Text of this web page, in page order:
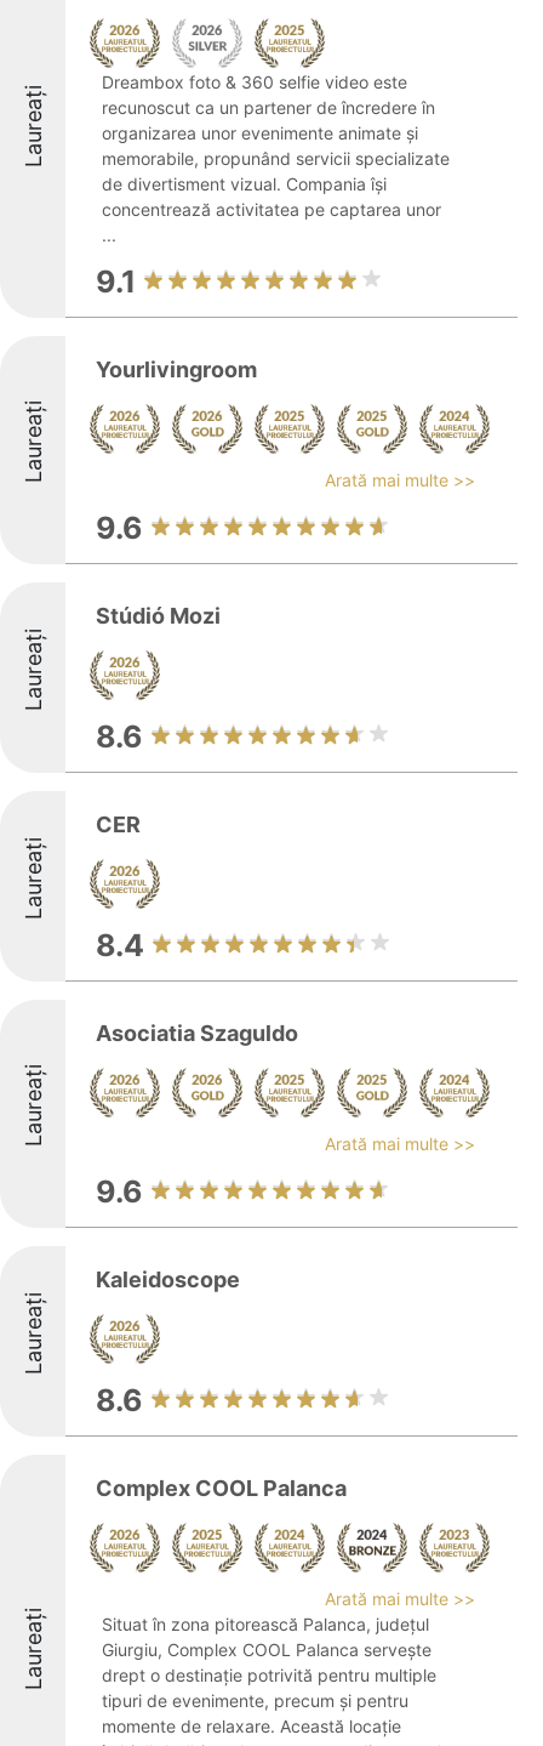
Laureați
Dreambox foto & 360 selfie video este
recunoscut ca un partener de încredere în
organizarea unor evenimente animate și
memorabile, propunând servicii specializate
de divertisment vizual. Compania își
concentrează activitatea pe captarea unor
...
9.1
Laureați
Yourlivingroom
Arată mai multe >>
9.6
Laureați
Stúdió Mozi
8.6
Laureați
CER
8.4
Laureați
Asociatia Szaguldo
Arată mai multe >>
9.6
Laureați
Kaleidoscope
8.6
Laureați
Complex COOL Palanca
Arată mai multe >>
Situat în zona pitorească Palanca, județul
Giurgiu, Complex COOL Palanca servește
drept o destinație potrivită pentru multiple
tipuri de evenimente, precum și pentru
momente de relaxare. Această locație